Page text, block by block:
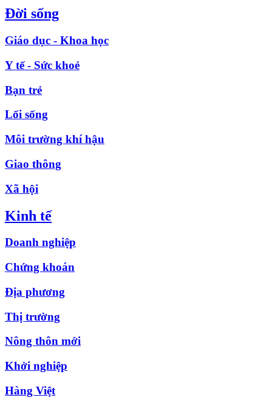
Đời sống
Giáo dục - Khoa học
Y tế - Sức khoẻ
Bạn trẻ
Lối sống
Môi trường khí hậu
Giao thông
Xã hội
Kinh tế
Doanh nghiệp
Chứng khoán
Địa phương
Thị trường
Nông thôn mới
Khởi nghiệp
Hàng Việt